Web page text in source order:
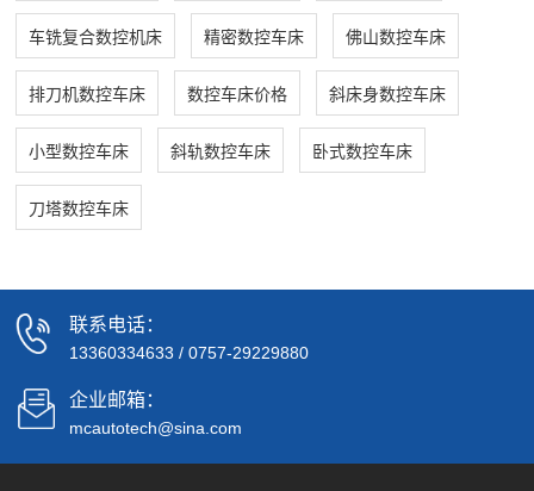
车铣复合数控机床 精密数控车床 佛山数控车床
排刀机数控车床 数控车床价格 斜床身数控车床
小型数控车床 斜轨数控车床 卧式数控车床
刀塔数控车床
联系电话：
13360334633/ 0757-29229880
企业邮箱：
mcautotech@sina.com